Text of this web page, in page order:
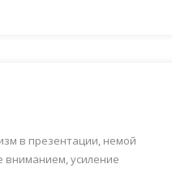
в презентации, немой
вниманием,усиление